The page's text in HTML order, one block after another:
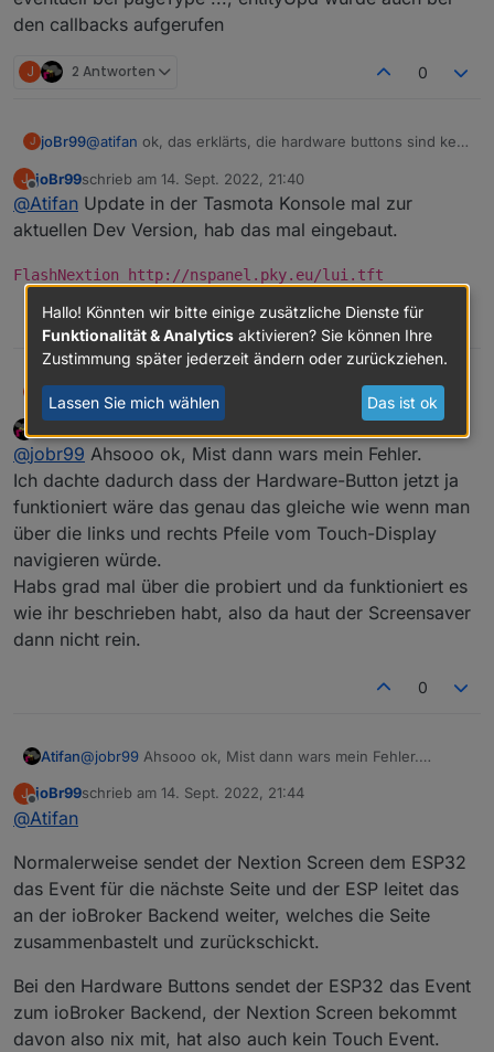
den callbacks aufgerufen
J 2 Antworten 0
J joBr99@atifan ok, das erklärts, die hardware buttons sind kein
auch nicht auf 0 gesetzt
man könnte eventuell den timer auch beim laden der
seiten auf 0 setzten, das sollte das problem lösen
bei entityUpd, beim laden der seite würde nur helfen
wenn man den typ von der seite wechselt
eventuell bei pageType ..., entityUpd würde auch bei
den callbacks aufgerufen
J
Offline
joBr99schrieb am 14. Sept. 2022, 21:40
zuletzt editiert von
@Atifan Update in der Tasmota Konsole mal zur
aktuellen Dev Version, hab das mal eingebaut.
FlashNextion http://nspanel.pky.eu/lui.tft
0
joBr99@atifanok, das erklärts, die hardware buttons sind kein
touch event für das nextion display, der timer wird also
auch nicht auf 0 gesetzt
man könnte eventuell den timer auch beim laden der
seiten auf 0 setzten, das sollte das problem lösen
bei entityUpd, beim laden der seite würde nur helfen
wenn man den typ von der seite wechselt
eventuell bei pageType ..., entityUpd würde auch bei
den callbacks aufgerufen
Offlinezuletzt editiert von
@jobr99 Ahsooo ok, Mist dann wars mein Fehler.
Ich dachte dadurch dass der Hardware-Button jetzt ja
funktioniert wäre das genau das gleiche wie wenn man
über die links und rechts Pfeile vom Touch-Display
navigieren würde.
Habs grad mal über die probiert und da funktioniert es
wie ihr beschrieben habt, also da haut der Screensaver
dann nicht rein.
0
Atifan@jobr99 Ahsooo ok, Mist dann wars mein Fehler.
funktioniert wäre das genau das gleiche wie wenn man
Habs grad mal über die probiert und da funktioniert es
wie ihr beschrieben habt, also da haut der Screensaver
J
Offline
joBr99schrieb am 14. Sept. 2022, 21:44
zuletzt editiert von
@Atifan
Normalerweise sendet der Nextion Screen dem ESP32
das Event für die nächste Seite und der ESP leitet das
an der ioBroker Backend weiter, welches die Seite
zusammenbastelt und zurückschickt.
Bei den Hardware Buttons sendet der ESP32 das Event
zum ioBroker Backend, der Nextion Screen bekommt
davon also nix mit, hat also auch kein Touch Event.
Hallo! Könnten wir bitte einige zusätzliche Dienste für
Funktionalität & Analytics aktivieren? Sie können Ihre
Zustimmung später jederzeit ändern oder zurückziehen.
Lassen Sie mich wählen Das ist ok